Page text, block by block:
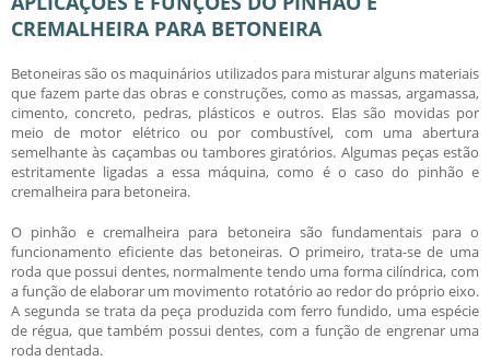
CREMALHEIRA PARA BETONEIRA
Betoneiras são os maquinários utilizados para misturar alguns materiais
que fazem parte das obras e construções, como as massas, argamassa,
cimento, concreto, pedras, plásticos e outros. Elas são movidas por
meio de motor elétrico ou por combustível, com uma abertura
semelhante às caçambas ou tambores giratórios. Algumas peças estão
estritamente ligadas a essa máquina, como é o caso do pinhão e
cremalheira para betoneira.
O pinhão e cremalheira para betoneirasão fundamentais para o
funcionamento eficiente das betoneiras. O primeiro, trata-se de uma
roda que possui dentes, normalmente tendo uma forma cilíndrica, com
a função de elaborar um movimento rotatório ao redor do próprio eixo.
A segunda se trata da peça produzida com ferro fundido, uma espécie
de régua, que também possui dentes, com a função de engrenar uma
roda dentada.